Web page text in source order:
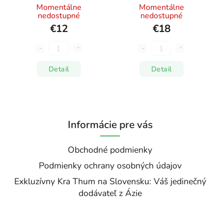
Momentálne
nedostupné
€12
Detail
Momentálne
nedostupné
€18
Detail
Informácie pre vás
Obchodné podmienky
Podmienky ochrany osobných údajov
Exkluzívny Kra Thum na Slovensku: Váš jedinečný
dodávateľ z Ázie